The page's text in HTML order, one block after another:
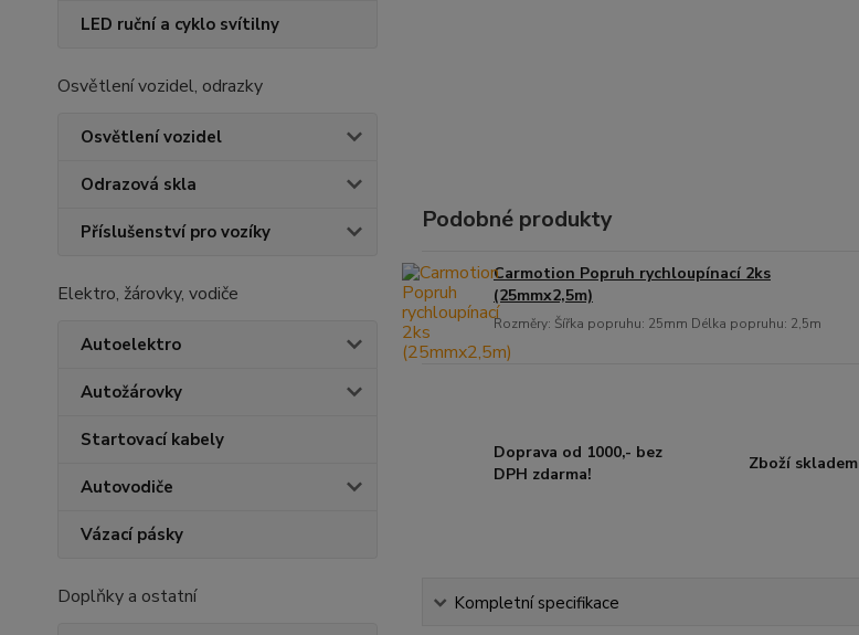
LED ruční a cyklo svítilny
Osvětlení vozidel, odrazky
Osvětlení vozidel
Odrazová skla
Příslušenství pro vozíky
Elektro, žárovky, vodiče
Autoelektro
Autožárovky
Startovací kabely
Autovodiče
Vázací pásky
Doplňky a ostatní
Podobné produkty
Carmotion Popruh rychloupínací 2ks
(25mmx2,5m)
Rozměry: Šířka popruhu: 25mm Délka popruhu: 2,5m
Doprava od 1000,- bez
DPH zdarma!
Zboží skladem
Kompletní specifikace